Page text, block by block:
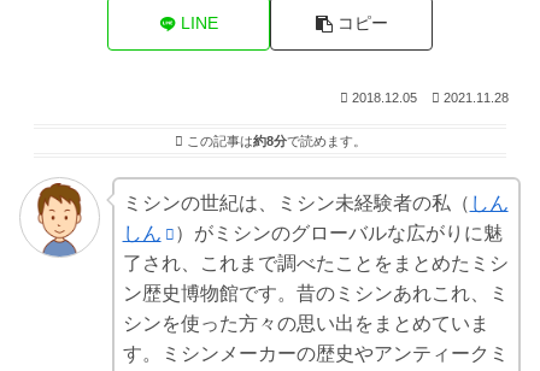
LINE コピー
2018.12.05 2021.11.28
この記事は約8分で読めます。
ミシンの世紀は、ミシン未経験者の私（ しん
しん
）がミシンのグローバルな広がりに魅
了され、これまで調べたことをまとめたミシ
ン歴史博物館です。昔のミシンあれこれ、ミ
シンを使った方々の思い出をまとめていま
す。ミシンメーカーの歴史やアンティークミ